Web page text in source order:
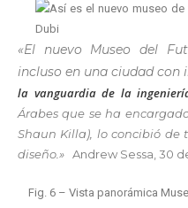
«El nuevo Museo del
incluso en una ciudad
la vanguardia de la
Árabes que se ha
Shaun Killa), lo concibió de
diseño.» Andrew Sessa, 30
Fig. 6 – Vista panorámica